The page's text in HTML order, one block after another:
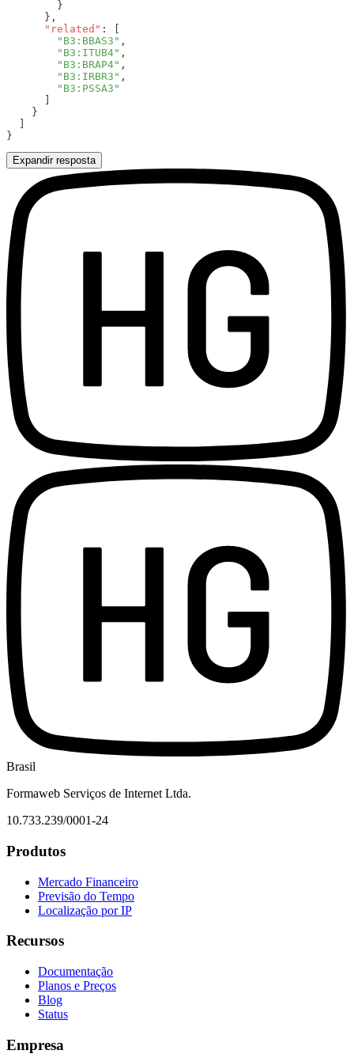
      "related"
        "B3:BBAS3"
        "B3:ITUB4"
        "B3:BRAP4"
        "B3:IRBR3"
Expandir resposta
Brasil
Formaweb Serviços de Internet Ltda.
10.733.239/0001-24
Produtos
Mercado Financeiro
Previsão do Tempo
Localização por IP
Recursos
Documentação
Planos e Preços
Blog
Status
Empresa